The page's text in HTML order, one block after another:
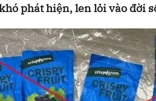
phát hiện, len lỏi vào đời